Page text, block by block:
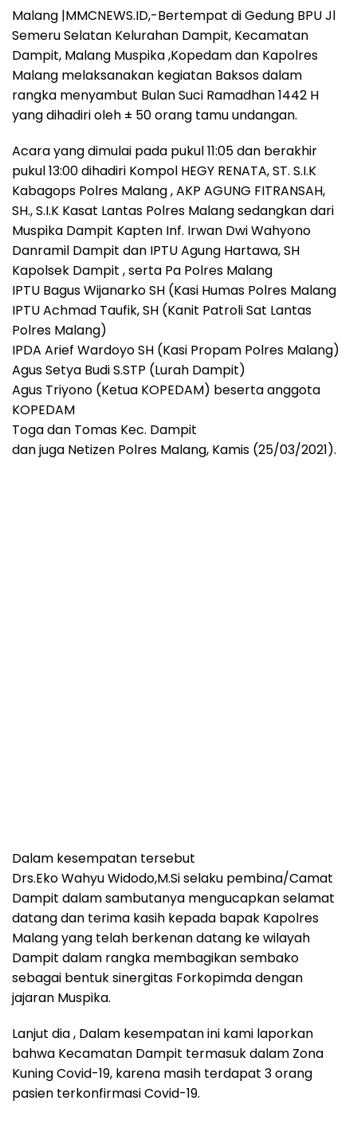
Malang |MMCNEWS.ID,-Bertempat di Gedung BPU Jl
Semeru Selatan Kelurahan Dampit, Kecamatan
Dampit, Malang Muspika ,Kopedam dan Kapolres
Malang melaksanakan kegiatan Baksos dalam
rangka menyambut Bulan Suci Ramadhan 1442 H
yang dihadiri oleh ± 50 orang tamu undangan.
Acara yang dimulai pada pukul 11:05 dan berakhir
pukul 13:00 dihadiri Kompol HEGY RENATA, ST. S.I.K
Kabagops Polres Malang , AKP AGUNG FITRANSAH,
SH., S.I.K Kasat Lantas Polres Malang sedangkan dari
Muspika Dampit Kapten Inf. Irwan Dwi Wahyono
Danramil Dampit dan IPTU Agung Hartawa, SH
Kapolsek Dampit , serta Pa Polres Malang
IPTU Bagus Wijanarko SH (Kasi Humas Polres Malang
IPTU Achmad Taufik, SH (Kanit Patroli Sat Lantas
Polres Malang)
IPDA Arief Wardoyo SH (Kasi Propam Polres Malang)
Agus Setya Budi S.STP (Lurah Dampit)
Agus Triyono (Ketua KOPEDAM) beserta anggota
KOPEDAM
Toga dan Tomas Kec. Dampit
dan juga Netizen Polres Malang, Kamis (25/03/2021).
Dalam kesempatan tersebut
Drs.Eko Wahyu Widodo,M.Si selaku pembina/Camat
Dampit dalam sambutanya mengucapkan selamat
datang dan terima kasih kepada bapak Kapolres
Malang yang telah berkenan datang ke wilayah
Dampit dalam rangka membagikan sembako
sebagai bentuk sinergitas Forkopimda dengan
jajaran Muspika.
Lanjut dia , Dalam kesempatan ini kami laporkan
bahwa Kecamatan Dampit termasuk dalam Zona
Kuning Covid-19, karena masih terdapat 3 orang
pasien terkonfirmasi Covid-19.